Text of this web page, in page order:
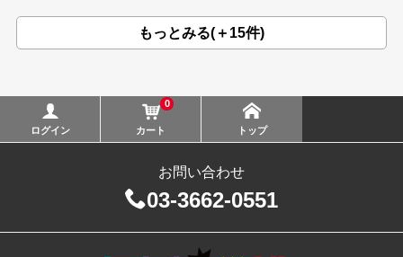
もっとみる(＋15件)
ログイン
0
カート トップ
お問い合わせ
03-3662-0551